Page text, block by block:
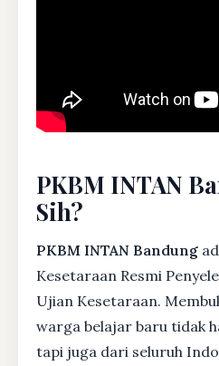
PKBM INTAN
Sih?
PKBM INTAN Bandung
Kesetaraan Resmi
Ujian Kesetaraan.
warga belajar baru tidak
tapi juga dari seluruh